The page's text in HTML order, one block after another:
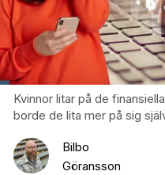
Kvinnor litar på de
borde de lita mer på sig
Bilbo
Göransson